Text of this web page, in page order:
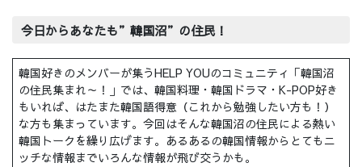
今日からあなたも”韓国沼”の住民！
韓国好きのメンバーが集うHELP YOUのコミュニティ「韓国沼
の住民集まれ～！」では、韓国料理・韓国ドラマ・K-POP好き
もいれば、はたまた韓国語得意（これから勉強したい方も！）
な方も集まっています。今回はそんな韓国沼の住民による熱い
韓国トークを繰り広げます。あるあるの韓国情報からとてもニ
ッチな情報までいろんな情報が飛び交うかも。